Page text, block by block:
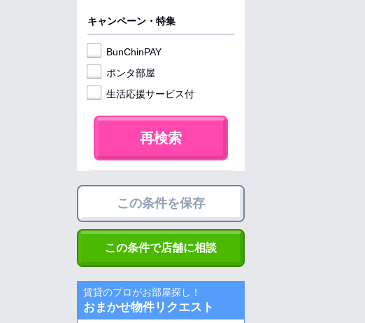
キャンペーン・特集
BunChinPAY
ポンタ部屋
生活応援サービス付
再検索
この条件を保存
この条件で店舗に相談
賃貸のプロがお部屋探し！
おまかせ物件リクエスト